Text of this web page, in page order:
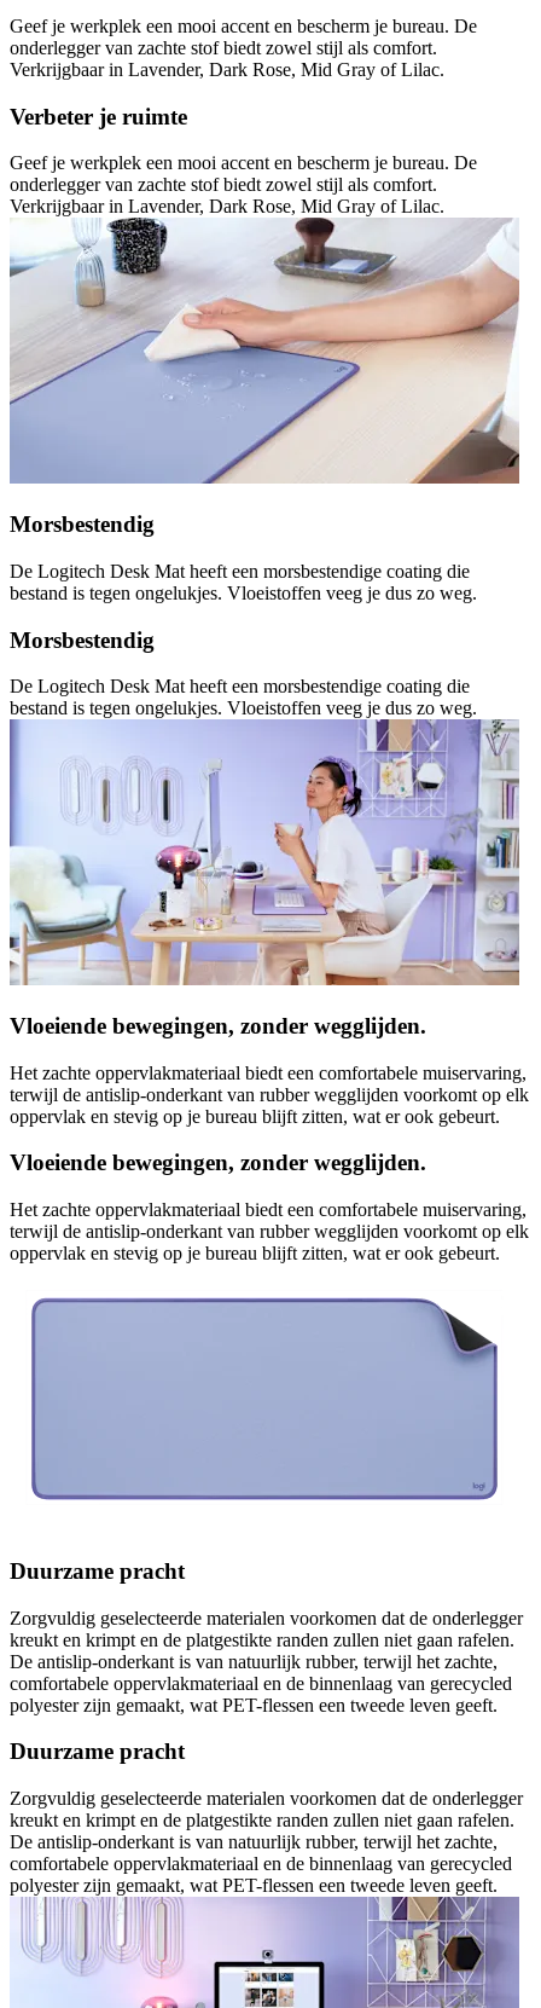
Geef je werkplek een mooi accent en bescherm je bureau. De
onderlegger van zachte stof biedt zowel stijl als comfort.
Verkrijgbaar in Lavender, Dark Rose, Mid Gray of Lilac.
Verbeter je ruimte
Geef je werkplek een mooi accent en bescherm je bureau. De
onderlegger van zachte stof biedt zowel stijl als comfort.
Verkrijgbaar in Lavender, Dark Rose, Mid Gray of Lilac.
Morsbestendig
De Logitech Desk Mat heeft een morsbestendige coating die
bestand is tegen ongelukjes. Vloeistoffen veeg je dus zo weg.
Morsbestendig
De Logitech Desk Mat heeft een morsbestendige coating die
bestand is tegen ongelukjes. Vloeistoffen veeg je dus zo weg.
Vloeiende bewegingen, zonder wegglijden.
Het zachte oppervlakmateriaal biedt een comfortabele muiservaring,
terwijl de antislip-onderkant van rubber wegglijden voorkomt op elk
oppervlak en stevig op je bureau blijft zitten, wat er ook gebeurt.
Vloeiende bewegingen, zonder wegglijden.
Het zachte oppervlakmateriaal biedt een comfortabele muiservaring,
terwijl de antislip-onderkant van rubber wegglijden voorkomt op elk
oppervlak en stevig op je bureau blijft zitten, wat er ook gebeurt.
Duurzame pracht
Zorgvuldig geselecteerde materialen voorkomen dat de onderlegger
kreukt en krimpt en de platgestikte randen zullen niet gaan rafelen.
De antislip-onderkant is van natuurlijk rubber, terwijl het zachte,
comfortabele oppervlakmateriaal en de binnenlaag van gerecycled
polyester zijn gemaakt, wat PET-flessen een tweede leven geeft.
Duurzame pracht
Zorgvuldig geselecteerde materialen voorkomen dat de onderlegger
kreukt en krimpt en de platgestikte randen zullen niet gaan rafelen.
De antislip-onderkant is van natuurlijk rubber, terwijl het zachte,
comfortabele oppervlakmateriaal en de binnenlaag van gerecycled
polyester zijn gemaakt, wat PET-flessen een tweede leven geeft.